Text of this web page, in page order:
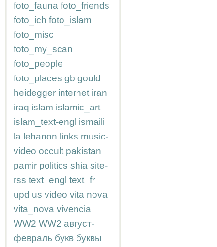
foto_fauna foto_friends
foto_ich foto_islam
foto_misc
foto_my_scan
foto_people
foto_places gb gould
heidegger internet iran
iraq islam islamic_art
islam_text-engl ismaili
la lebanon links music-
video occult pakistan
pamir politics shia site-
rss text_engl text_fr
upd us video vita nova
vita_nova vivencia
WW2 WW2 август-
февраль букв буквы